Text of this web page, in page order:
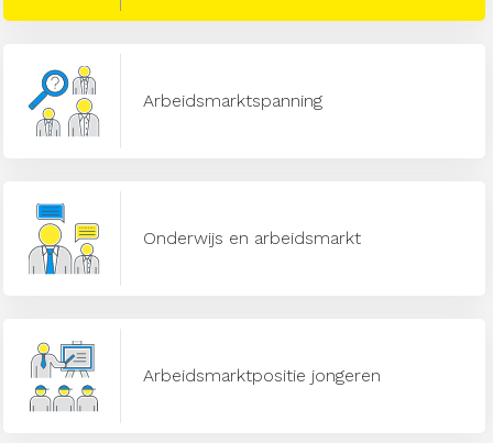
Arbeidsmarktspanning
Onderwijs en arbeidsmarkt
Arbeidsmarktpositie jongeren